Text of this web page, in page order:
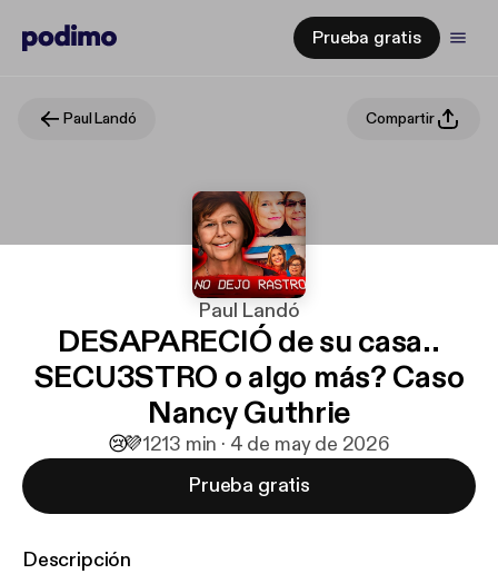
Prueba gratis
Paul Landó Compartir
Paul Landó
DESAPARECIÓ de su casa..
SECU3STRO o algo más? Caso
Nancy Guthrie
😢💜1213 min · 4 de may de 2026
Prueba gratis
Descripción